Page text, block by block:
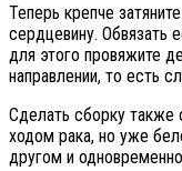
Теперь крепче
сердцевину. Обвязать
для этого провяжите
направлении, то есть
Сделать сборку также
ходом рака, но уже
другом и